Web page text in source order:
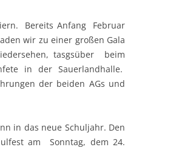
SCHULFEST
GEBETE UND IMPULSE
BERATUNG UND BERICHTE
CHINA
BEWERBERAUSWAHL UND KOSTEN
Bereits Anfang Februar
wir zu einer großen Gala
tasgsüber beim
in der Sauerlandhalle.
der beiden AGs und
in das neue Schuljahr. Den
am Sonntag, dem 24.